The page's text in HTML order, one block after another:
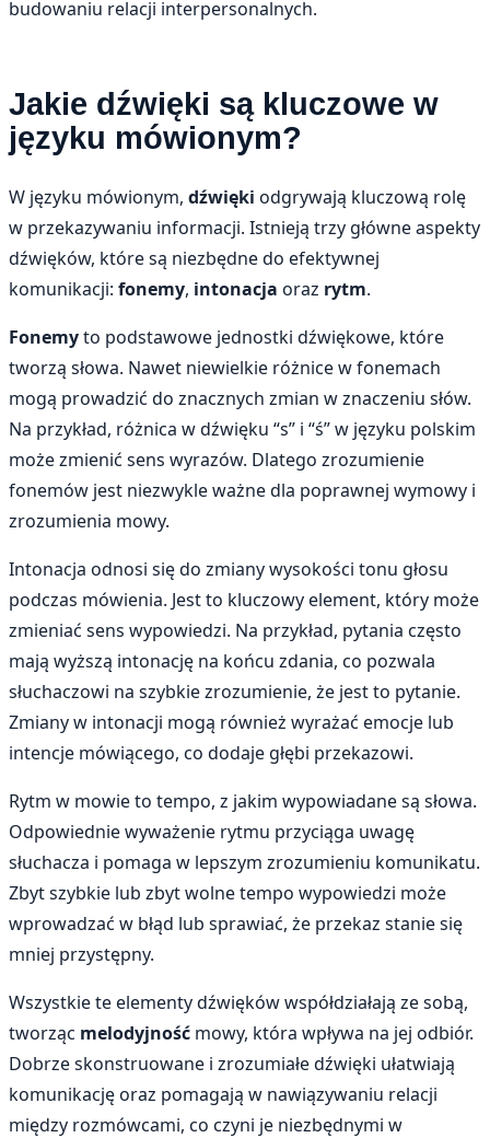
budowaniu relacji interpersonalnych.
Jakie dźwięki są kluczowe w
języku mówionym?
W języku mówionym, dźwięki odgrywają kluczową rolę
w przekazywaniu informacji. Istnieją trzy główne aspekty
dźwięków, które są niezbędne do efektywnej
komunikacji: fonemy, intonacja oraz rytm.
Fonemyto podstawowe jednostki dźwiękowe, które
tworzą słowa. Nawet niewielkie różnice w fonemach
mogą prowadzić do znacznych zmian w znaczeniu słów.
Na przykład, różnica w dźwięku “s” i “ś” w języku polskim
może zmienić sens wyrazów. Dlatego zrozumienie
fonemów jest niezwykle ważne dla poprawnej wymowy i
zrozumienia mowy.
Intonacja odnosi się do zmiany wysokości tonu głosu
podczas mówienia. Jest to kluczowy element, który może
zmieniać sens wypowiedzi. Na przykład, pytania często
mają wyższą intonację na końcu zdania, co pozwala
słuchaczowi na szybkie zrozumienie, że jest to pytanie.
Zmiany w intonacji mogą również wyrażać emocje lub
intencje mówiącego, co dodaje głębi przekazowi.
Rytm w mowie to tempo, z jakim wypowiadane są słowa.
Odpowiednie wyważenie rytmu przyciąga uwagę
słuchacza i pomaga w lepszym zrozumieniu komunikatu.
Zbyt szybkie lub zbyt wolne tempo wypowiedzi może
wprowadzać w błąd lub sprawiać, że przekaz stanie się
mniej przystępny.
Wszystkie te elementy dźwięków współdziałają ze sobą,
tworząc melodyjność mowy, która wpływa na jej odbiór.
Dobrze skonstruowane i zrozumiałe dźwięki ułatwiają
komunikację oraz pomagają w nawiązywaniu relacji
między rozmówcami, co czyni je niezbędnymi w